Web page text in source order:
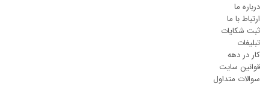
درباره ما
ارتباط با ما
ثبت شکایات
تبلیغات
کار در دهه
قوانین سایت
سوالات متداول